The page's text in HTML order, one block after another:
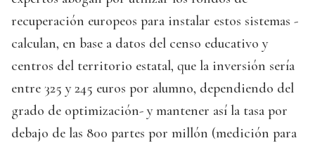
recuperación europeos para instalar estos sistemas -
calculan, en base a datos del censo educativo y
centros del territorio estatal, que la inversión sería
entre 325 y 245 euros por alumno, dependiendo del
grado de optimización- y mantener así la tasa por
debajo de las 800 partes por millón (medición para